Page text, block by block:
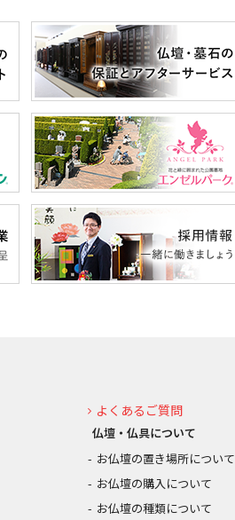
よくあるご質問
仏壇・仏具について
お仏壇の置き場所について
お仏壇の購入について
お仏壇の種類について